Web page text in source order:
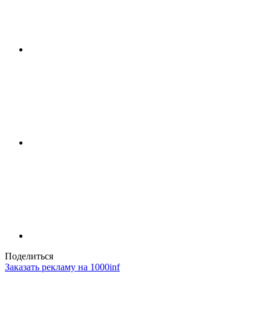
Поделиться
Заказать рекламу на 1000inf